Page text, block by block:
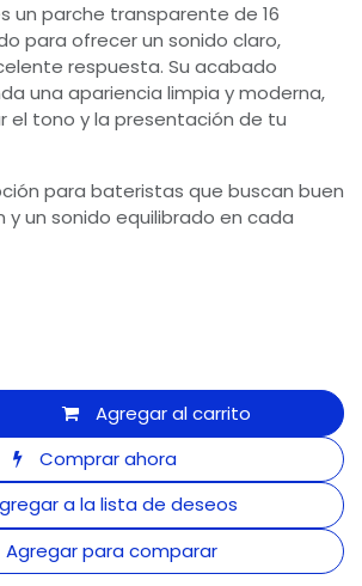
un parche transparente de 16
para ofrecer un sonido claro,
respuesta. Su acabado
una apariencia limpia y moderna,
el tono y la presentación de tu
para bateristas que buscan buen
y un sonido equilibrado en cada
Agregar al carrito
Comprar ahora
Agregar para comparar
a la lista de deseos